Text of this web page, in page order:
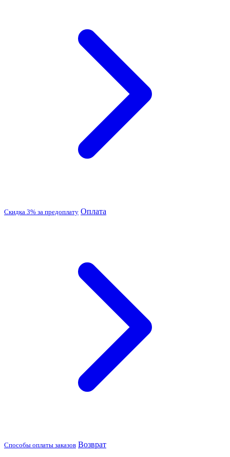
Скидка 3% за предоплату Оплата
Способы оплаты заказов Возврат